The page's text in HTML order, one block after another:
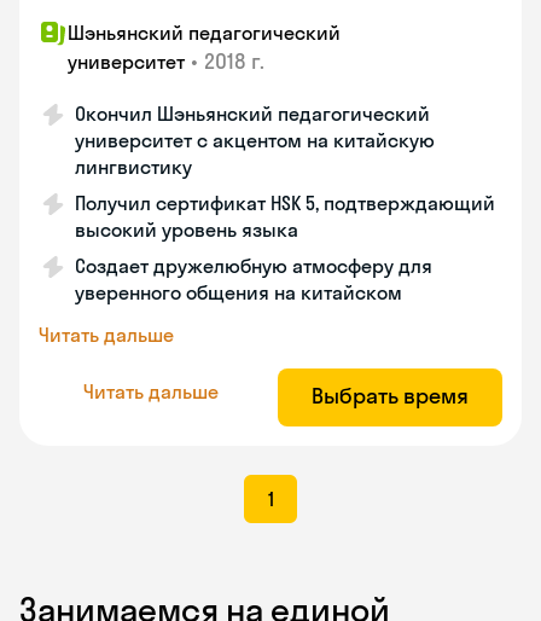
Шэньянский педагогический
университет • 2018 г.
Окончил Шэньянский педагогический
университет с акцентом на китайскую
лингвистику
Получил сертификат HSK 5, подтверждающий
высокий уровень языка
Создает дружелюбную атмосферу для
уверенного общения на китайском
Читать дальше
Читать дальше Выбрать время
1
Занимаемся на единой